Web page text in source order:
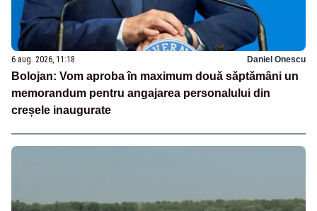
6 aug. 2026, 11:18 Daniel Onescu
Bolojan: Vom aproba în maximum două săptămâni un
memorandum pentru angajarea personalului din
creșele inaugurate